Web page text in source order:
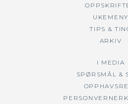
UKEMENY
TIPS &
ARKIV
I MEDIA
SPØRSMÅL &